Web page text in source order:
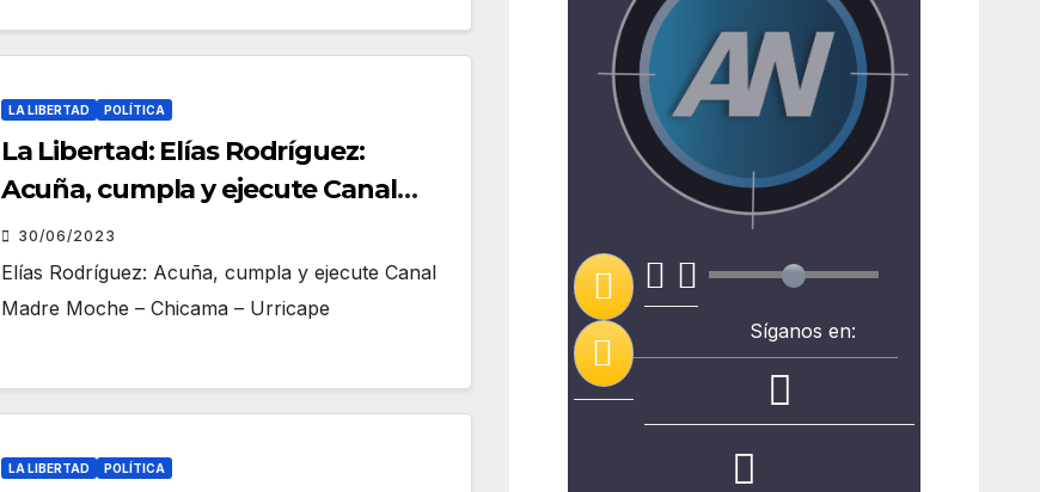
LA LIBERTAD POLÍTICA
La Libertad: Elías Rodríguez:
Acuña, cumpla y ejecute Canal
Madre Moche – Chicama – Urricape
30/06/2023
Elías Rodríguez: Acuña, cumpla y ejecute Canal
Madre Moche – Chicama – Urricape
LA LIBERTAD POLÍTICA
Síganos en: